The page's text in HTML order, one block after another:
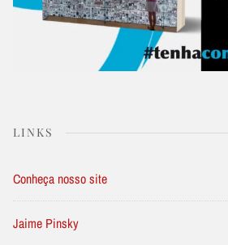
LINKS
Conheça nosso site
Jaime Pinsky